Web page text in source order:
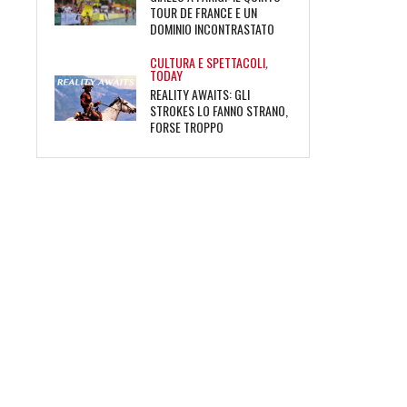
TOUR DE FRANCE E UN
DOMINIO INCONTRASTATO
CULTURA E SPETTACOLI,
TODAY
REALITY AWAITS: GLI
STROKES LO FANNO STRANO,
FORSE TROPPO